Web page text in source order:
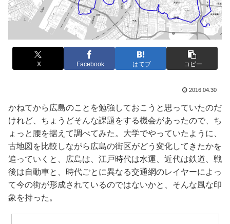
X Facebook はてブ コピー
2016.04.30
かねてから広島のことを勉強しておこうと思っていたのだ
けれど、ちょうどそんな課題をする機会があったので、ち
ょっと腰を据えて調べてみた。大学でやっていたように、
古地図を比較しながら広島の街区がどう変化してきたかを
追っていくと、広島は、江戸時代は水運、近代は鉄道、戦
後は自動車と、時代ごとに異なる交通網のレイヤーによっ
て今の街が形成されているのではないかと、そんな風な印
象を持った。